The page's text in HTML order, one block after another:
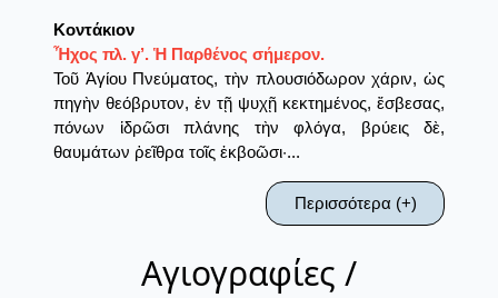
Κοντάκιον
Ἦχος πλ. γ’. Ἡ Παρθένος σήμερον.
Τοῦ Ἁγίου Πνεύματος, τὴν πλουσιόδωρον χάριν, ὡς
πηγὴν θεόβρυτον, ἐν τῇ ψυχῇ κεκτημένος, ἔσβεσας,
πόνων ἱδρῶσι πλάνης τὴν φλόγα, βρύεις δὲ,
θαυμάτων ῥεῖθρα τοῖς ἐκβοῶσι·...
Περισσότερα (+)
Αγιογραφίες /